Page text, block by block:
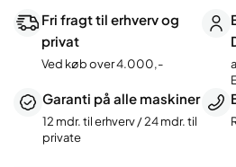
-
højre-
venstre
excl.
redskab.
Fri fragt til erhverv og
privat
Ved køb over 4.000,-
Garanti på alle maskiner
12 mdr. til erhverv / 24 mdr. til
private